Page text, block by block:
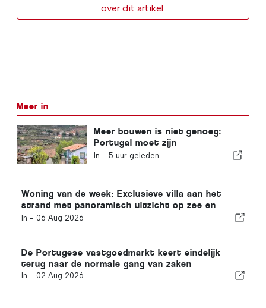
over dit artikel.
Meer in
Meer bouwen is niet genoeg:
Portugal moet zijn
woningbestand moderniseren
In - 5 uur geleden
Woning van de week: Exclusieve villa aan het
strand met panoramisch uitzicht op zee en
uitzicht op het Arrábida-gebergte
In - 06 Aug 2026
De Portugese vastgoedmarkt keert eindelijk
terug naar de normale gang van zaken
In - 02 Aug 2026